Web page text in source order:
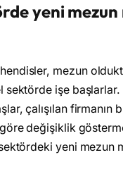
yeni
mezun
sektörde işe başlarlar.
çalışılan firmanın
göre değişiklik
yeni mezun